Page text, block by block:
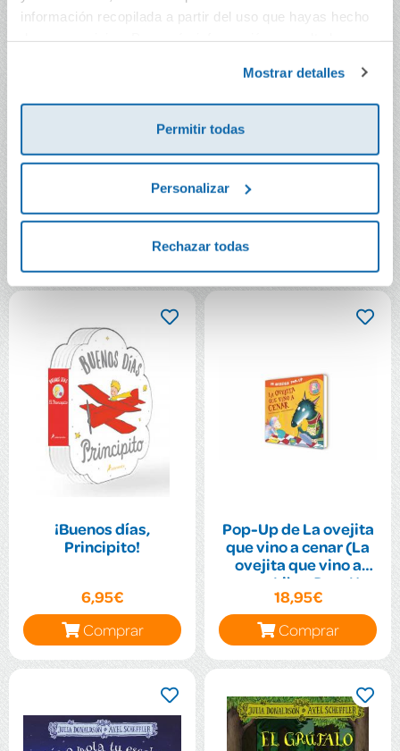
información recopilada a partir del uso que hayas hecho
Mostrar detalles
Permitir todas
Personalizar
Rechazar todas
¿Dónde viven las
hadas?
17,95€
El grúfalo. Minicuento
12,95€
¡Buenos días,
Principito!
6,95€
Comprar
Pop-Up de La ovejita
que vino a cenar (La
ovejita que vino a
cenar. Libro Pop-Up
18,95€
Comprar